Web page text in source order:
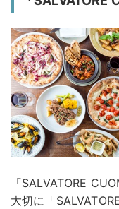
「SALVATORE
大切に「